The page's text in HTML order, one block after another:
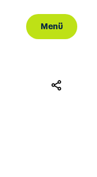
Menü